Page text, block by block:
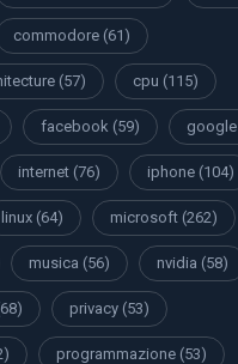
commodore (61)
(57) cpu (115)
facebook (59) google
internet (76) iphone (104)
linux (64) microsoft (262)
musica (56) nvidia (58)
privacy (53)
programmazione (53)